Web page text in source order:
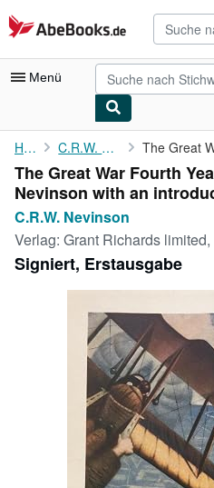
Zum Hauptinhalt
AbeBooks.de
Menü
Nutzerkonto
Meine Bestellungen
Detailsuche
Sammlungen
Antiquarische Bücher
Verkäufer werden
Home C.R.W. Nevinson
The Great War Fourth
Nevinson with an
C.R.W. Nevinson
Verlag: Grant Richards
Signiert, Erstausgabe